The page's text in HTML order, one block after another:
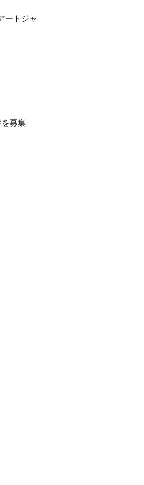
ートジャ
募集